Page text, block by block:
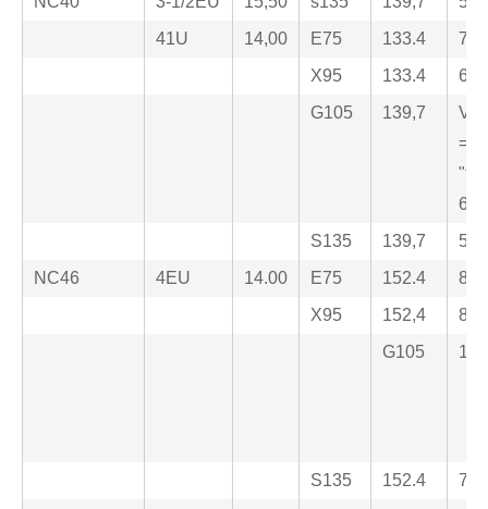
41U
14,00 E75 133.4
X95
133.4
G105
139,7
=
S135
139,7
NC46
4EU 14.00 E75 152.4
X95
152,4
G105
S135 152.4